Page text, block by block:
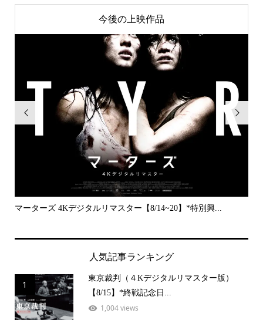
今後の上映作品

マーターズ 4Kデジタルリマスター【8/14~20】*特別興...

人気記事ランキング
1
東京裁判（４Kデジタルリマスター版）
【8/15】*終戦記念日...
1,004 views